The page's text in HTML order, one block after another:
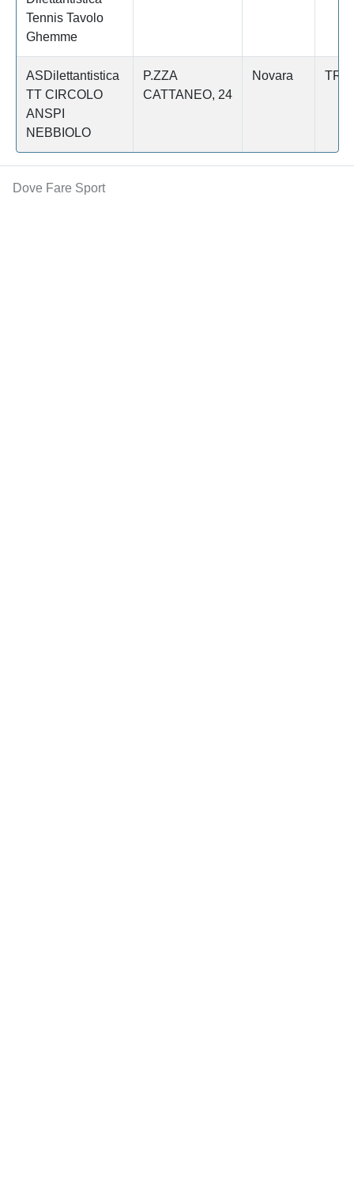
Tennis Tavolo
Ghemme
ASDilettantistica
TT CIRCOLO
ANSPI
NEBBIOLO
P.ZZA
CATTANEO, 24
Novara
Dove Fare Sport